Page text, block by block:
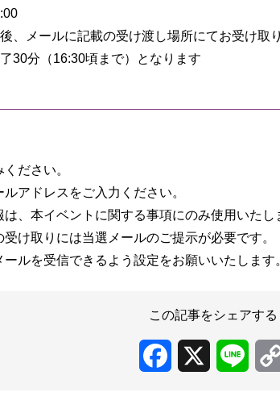
、メールに記載の受け渡し場所にてお受け取
30分（16:30頃まで）となります
ださい。
アドレスをご入力ください。
は、本イベントに関する事項にのみ使用いたし
受け取りには当選メールのご提示が必要です。
ルを受信できるよう設定をお願いいたします
この記事をシェアする
Facebook Line